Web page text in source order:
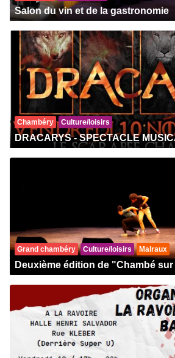
Salon du vin et de la gastronomie
Chambéry Culture/loisirs
DRACARYS - SPECTACLE
Grand chambéry Culture/loisirs Malraux
Deuxième édition de "Chambé